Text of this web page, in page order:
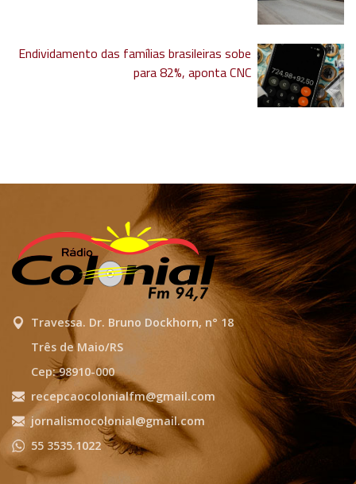
Endividamento das famílias brasileiras sobe
para 82%, aponta CNC
Travessa. Dr. Bruno Dockhorn, n° 18
Três de Maio/RS
Cep: 98910-000
recepcaocolonialfm@gmail.com
jornalismocolonial@gmail.com
55 3535.1022